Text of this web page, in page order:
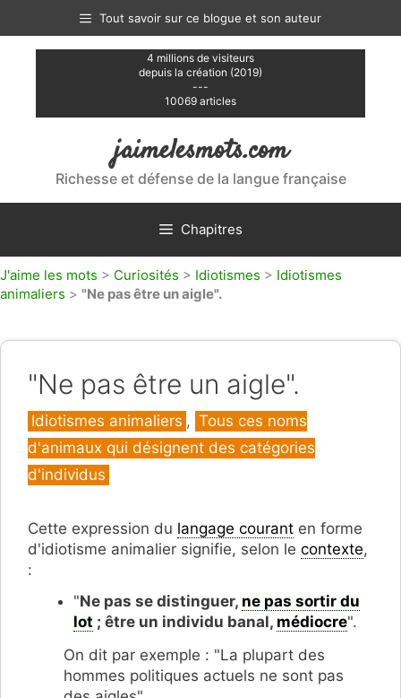
contenu
Tout savoir sur ce blogue et son auteur
4 millions de visiteurs
depuis la création (2019)
---
10069 articles
jaimelesmots.com
Richesse et défense de la langue française
Chapitres
J'aime les mots > Curiosités > Idiotismes > Idiotismes
animaliers > "Ne pas être un aigle".
"Ne pas être un aigle".
Catégories
Idiotismes animaliers , Tous ces noms
d'animaux qui désignent des catégories
d'individus
Cette expression du langage courant en forme
d'idiotisme animalier signifie, selon le contexte,
:
"Ne pas se distinguer, ne pas sortir du
lot ; être un individu banal, médiocre".
On dit par exemple : "La plupart des
hommes politiques actuels ne sont pas